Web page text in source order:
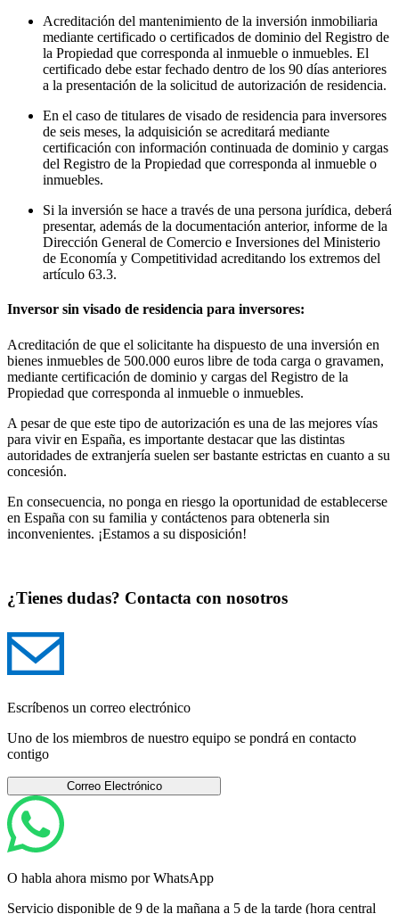
Acreditación del mantenimiento de la inversión inmobiliaria
mediante certificado o certificados de dominio del Registro de
la Propiedad que corresponda al inmueble o inmuebles. El
certificado debe estar fechado dentro de los 90 días anteriores
a la presentación de la solicitud de autorización de residencia.
En el caso de titulares de visado de residencia para inversores
de seis meses, la adquisición se acreditará mediante
certificación con información continuada de dominio y cargas
del Registro de la Propiedad que corresponda al inmueble o
inmuebles.
Si la inversión se hace a través de una persona jurídica, deberá
presentar, además de la documentación anterior, informe de la
Dirección General de Comercio e Inversiones del Ministerio
de Economía y Competitividad acreditando los extremos del
artículo 63.3.
Inversor sin visado de residencia para inversores:
Acreditación de que el solicitante ha dispuesto de una inversión en
bienes inmuebles de 500.000 euros libre de toda carga o gravamen,
mediante certificación de dominio y cargas del Registro de la
Propiedad que corresponda al inmueble o inmuebles.
A pesar de que este tipo de autorización es una de las mejores vías
para vivir en España, es importante destacar que las distintas
autoridades de extranjería suelen ser bastante estrictas en cuanto a su
concesión.
En consecuencia, no ponga en riesgo la oportunidad de establecerse
en España con su familia y contáctenos para obtenerla sin
inconvenientes. ¡Estamos a su disposición!
¿Tienes dudas? Contacta con nosotros
Escríbenos un correo electrónico
Uno de los miembros de nuestro equipo se pondrá en contacto
contigo
Correo Electrónico
O habla ahora mismo por WhatsApp
Servicio disponible de 9 de la mañana a 5 de la tarde (hora central